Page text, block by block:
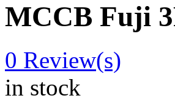
MCCB Fuji
0 Review(s)
in stock